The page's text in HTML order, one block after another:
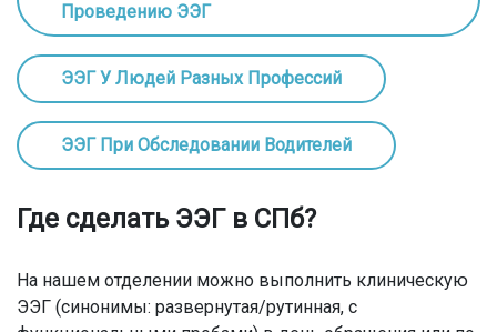
Проведению ЭЭГ
ЭЭГ У Людей Разных Профессий
ЭЭГ При Обследовании Водителей
Где сделать ЭЭГ в СПб?
На нашем отделении можно выполнить клиническую
ЭЭГ (синонимы: развернутая/рутинная, с